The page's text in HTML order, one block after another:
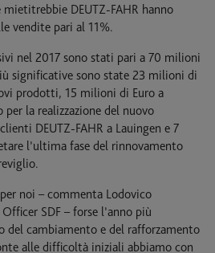
DEUTZ-FAHR hanno
vendite pari al 11%.
nel 2017 sono stati pari a 70 milioni
significative sono state 23 milioni di
prodotti, 15 milioni di Euro a
la realizzazione del nuovo
DEUTZ-FAHR a Lauingen e 7
l’ultima fase del rinnovamento
noi – commenta Lodovico
SDF – forse l’anno più
del cambiamento e del rafforzamento
alle difficoltà iniziali abbiamo con